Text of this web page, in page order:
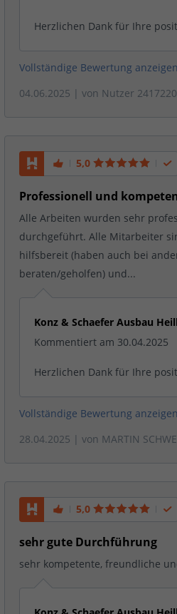
Herzlichen Dank für Ihre
Vollständige Bewertung anzeigen
04.06.2025 | von Nutzer 2417220
5,0
Professionell und
Alle Arbeiten wurden sehr
durchgeführt. Alle Mitarbeiter
hilfsbereit (haben auch bei
beraten/geholfen) und...
Konz & Schaefer Ausbau
Kommentiert am 30.04.2025
Herzlichen Dank für Ihre
Vollständige Bewertung anzeigen
28.04.2025 | von MARTIN
5,0
sehr gute Durchführung
sehr kompetente, freundliche